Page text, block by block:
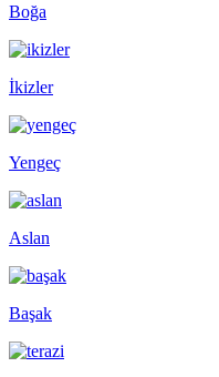
Boğa
İkizler
Yengeç
Aslan
Başak